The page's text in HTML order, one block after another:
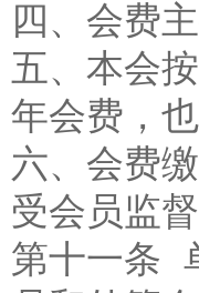
四、会费
五、本会
年会费，
六、会费
受会员监督
第十一条